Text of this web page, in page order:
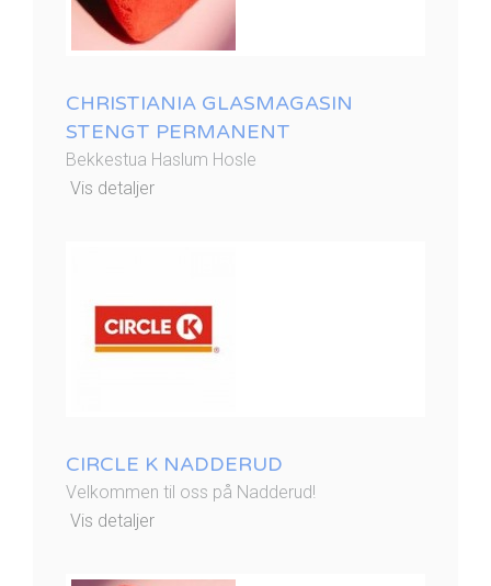
CHRISTIANIA GLASMAGASIN
STENGT PERMANENT
Bekkestua Haslum Hosle
Vis detaljer
CIRCLE K NADDERUD
Velkommen til oss på Nadderud!
Vis detaljer